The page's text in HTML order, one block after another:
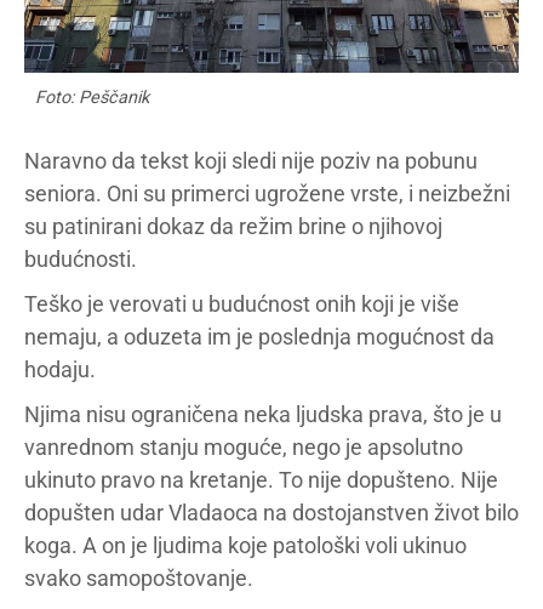
Foto: Peščanik
Naravno da tekst koji sledi nije poziv na pobunu
seniora. Oni su primerci ugrožene vrste, i neizbežni
su patinirani dokaz da režim brine o njihovoj
budućnosti.
Teško je verovati u budućnost onih koji je više
nemaju, a oduzeta im je poslednja mogućnost da
hodaju.
Njima nisu ograničena neka ljudska prava, što je u
vanrednom stanju moguće, nego je apsolutno
ukinuto pravo na kretanje. To nije dopušteno. Nije
dopušten udar Vladaoca na dostojanstven život bilo
koga. A on je ljudima koje patološki voli ukinuo
svako samopoštovanje.